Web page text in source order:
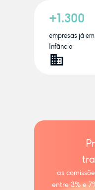
+1.300
empresas já
Infância
as
entre 3% e